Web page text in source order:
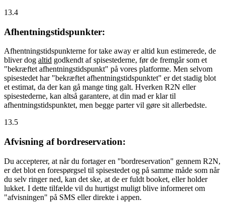
13.4
Afhentningstidspunkter:
Afhentningstidspunkterne for take away er altid kun estimerede, de
bliver dog altid godkendt af spisestederne, før de fremgår som et
"bekræftet afhentningstidspunkt" på vores platforme. Men selvom
spisestedet har "bekræftet afhentningstidspunktet" er det stadig blot
et estimat, da der kan gå mange ting galt. Hverken R2N eller
spisestederne, kan altså garantere, at din mad er klar til
afhentningstidspunktet, men begge parter vil gøre sit allerbedste.
13.5
Afvisning af bordreservation:
Du accepterer, at når du fortager en "bordreservation" gennem R2N,
er det blot en forespørgsel til spisestedet og på samme måde som når
du selv ringer ned, kan det ske, at de er fuldt booket, eller holder
lukket. I dette tilfælde vil du hurtigst muligt blive informeret om
"afvisningen" på SMS eller direkte i appen.